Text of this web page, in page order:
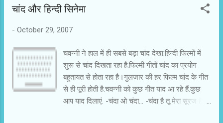
आती है तो स्टेशन के बाहर उन औरतों के बीच अनजाने में खड़ी हो जाती है ,जो
करीना से सौदा करता है.करीना उसे समझती है कि वह उस टाइप की नही है.वह
युवक पीछे ही पड़ जाता है तो भागती है.संयोग से उसे फिर से शाहिद कपूर दिखता
ह...
चांद और हिन्दी सिनेमा
- October 29, 2007
चवन्नी ने हाल में ही सबसे बड़ा चांद देखा.हिन्दी फिल्मों में
शुरू से चांद दिखता रहा है.फिल्मी गीतों चांद का प्रयोग
बहुतायत से होता रहा है।गुलजार की हर फिल्म चांद के गीत
से ही पूरी होती है.चवन्नी को कुछ गीत याद आ रहे हैं.कुछ
आप याद दिलाएं. -चंदा ओ चंदा... -चंदा है तू मेरा सूरज है तू